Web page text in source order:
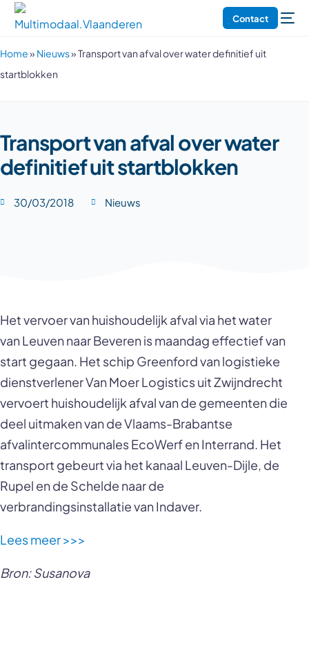
Contact
Home»Nieuws»Transport van afval over water definitief uit
startblokken
Transport van afval over water
definitief uit startblokken
30/03/2018 Nieuws
Het vervoer van huishoudelijk afval via het water
van Leuven naar Beveren is maandag effectief van
start gegaan. Het schip Greenford van logistieke
dienstverlener Van Moer Logistics uit Zwijndrecht
vervoert huishoudelijk afval van de gemeenten die
deel uitmaken van de Vlaams-Brabantse
afvalintercommunales EcoWerf en Interrand. Het
transport gebeurt via het kanaal Leuven-Dijle, de
Rupel en de Schelde naar de
verbrandingsinstallatie van Indaver.
Lees meer >>>
Bron: Susanova